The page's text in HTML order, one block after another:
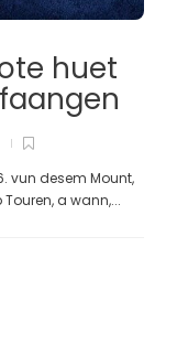
huet
vun desem Mount,
a wann,...